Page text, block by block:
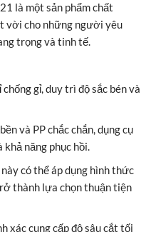
là một sản phẩm chất
vời cho những người yêu
trọng và tinh tế.
gỉ, duy trì độ sắc bén và
và PP chắc chắn, dụng cụ
khả năng phục hồi.
có thể áp dụng hình thức
thành lựa chọn thuận tiện
xác cung cấp độ sâu cắt tối